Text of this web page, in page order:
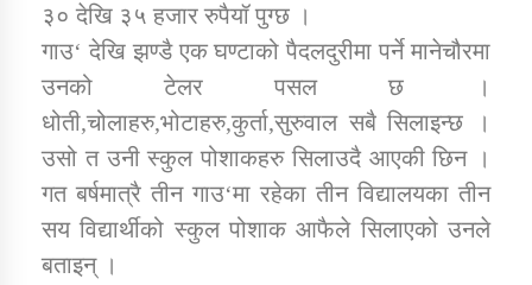
तातोपानी गाउँपालिकाको न्यायिक समिति सम्बन्धी सन्देश
तातोपानी गाउँपालिका जुम्लाको महिला तथा लैङ्गिक हिंसा
सम्बन्धी सूचना सन्देश
३० देखि ३५ हजार रुपैयॉ पुग्छ ।
गाउ‘ देखि झण्डै एक घण्टाको पैदलदुरीमा पर्ने मानेचौरमा
उनको टेलर पसल छ ।
धोती,चोलाहरु,भोटाहरु,कुर्ता,सुरुवाल सबै सिलाइन्छ ।
उसो त उनी स्कुल पोशाकहरु सिलाउदै आएकी छिन ।
गत बर्षमात्रै तीन गाउ‘मा रहेका तीन विद्यालयका तीन
सय विद्यार्थीको स्कुल पोशाक आफैले सिलाएको उनले
बताइन् ।